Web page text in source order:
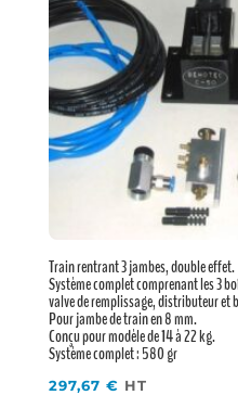
Train rentrant 3 jambes, double effet.
Système complet comprenant les 3
valve de remplissage, distributeur et
Pour jambe de train en 8 mm.
Conçu pour modèle de 14 à 22 kg.
Système complet : 580 gr
297,67€ HT